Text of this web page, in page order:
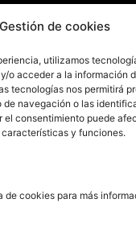
Gestión de cookies
utilizamos
o acceder a la información
tecnologías nos permitirá
de navegación o las
el consentimiento puede
y funciones.
de cookies para más
PRL | Films
PRL | Play
PRL | LAB
Noticias